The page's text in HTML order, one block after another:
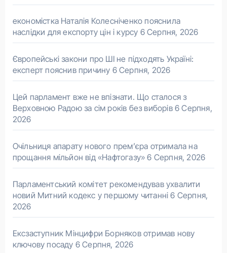
економістка Наталія Колесніченко пояснила
наслідки для експорту цін і курсу 6 Серпня, 2026
Європейські закони про ШІ не підходять Україні:
експерт пояснив причину 6 Серпня, 2026
Цей парламент вже не впізнати. Що сталося з
Верховною Радою за сім років без виборів 6 Серпня,
2026
Очільниця апарату нового прем’єра отримала на
прощання мільйон від «Нафтогазу» 6 Серпня, 2026
Парламентський комітет рекомендував ухвалити
новий Митний кодекс у першому читанні 6 Серпня,
2026
Ексзаступник Мінцифри Борняков отримав нову
ключову посаду 6 Серпня, 2026